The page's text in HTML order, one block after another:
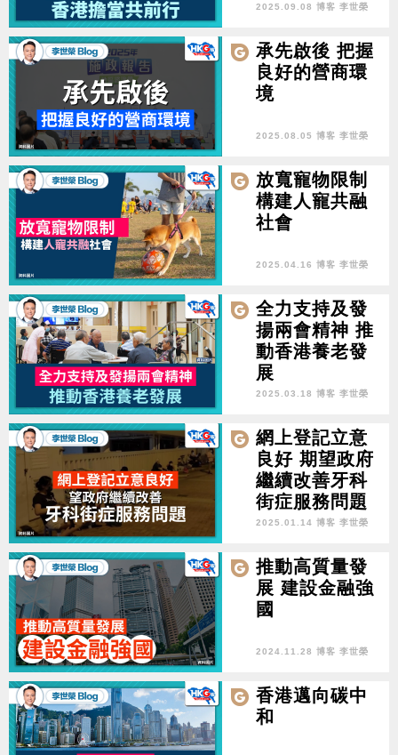
2025.09.08 博客 李世榮
承先啟後 把握
良好的營商環
境
2025.08.05 博客 李世榮
放寬寵物限制
構建人寵共融
社會
2025.04.16 博客 李世榮
全力支持及發
揚兩會精神 推
動香港養老發
展
2025.03.18 博客 李世榮
網上登記立意
良好 期望政府
繼續改善牙科
街症服務問題
2025.01.14 博客 李世榮
推動高質量發
展 建設金融強
國
2024.11.28 博客 李世榮
香港邁向碳中
和